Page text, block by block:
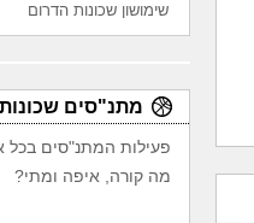
שימושון שכונות הדרום
מתנ"סים שכונות
פעילות המתנ"סים בכל
מה קורה, איפה ומתי?